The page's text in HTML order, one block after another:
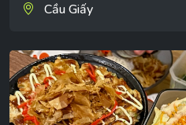
Cầu Giấy